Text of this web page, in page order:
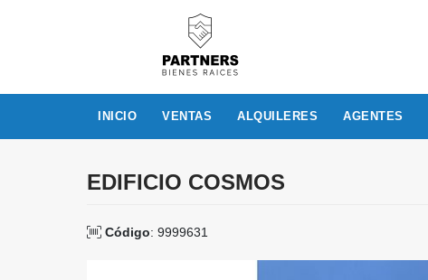
INICIO VENTAS ALQUILERES AGENTES
EDIFICIO COSMOS
Código: 9999631